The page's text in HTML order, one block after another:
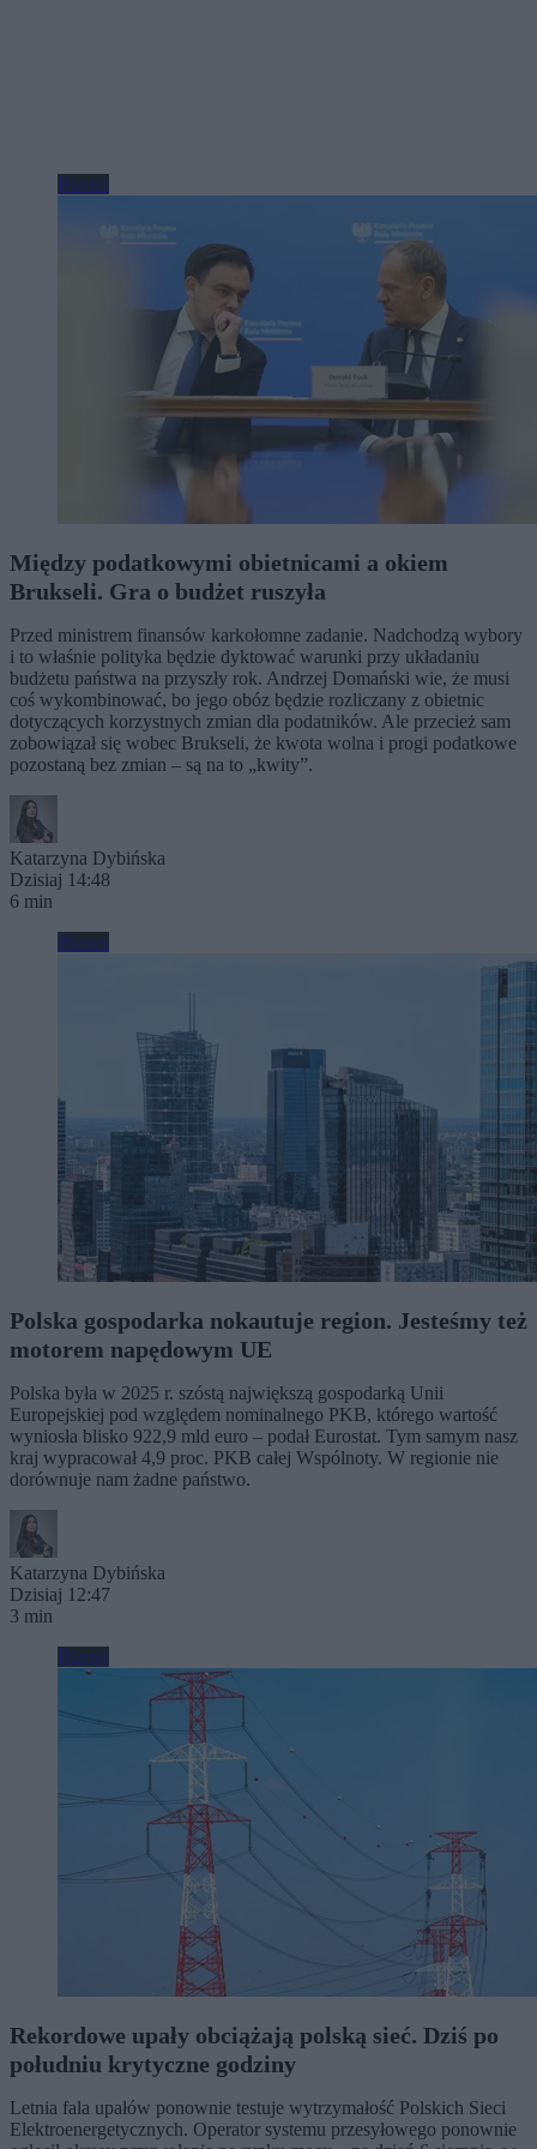
Biznes
Między podatkowymi obietnicami a okiem
Brukseli. Gra o budżet ruszyła
Przed ministrem finansów karkołomne zadanie. Nadchodzą wybory
i to właśnie polityka będzie dyktować warunki przy układaniu
budżetu państwa na przyszły rok. Andrzej Domański wie, że musi
coś wykombinować, bo jego obóz będzie rozliczany z obietnic
dotyczących korzystnych zmian dla podatników. Ale przecież sam
zobowiązał się wobec Brukseli, że kwota wolna i progi podatkowe
pozostaną bez zmian – są na to „kwity”.
Katarzyna Dybińska
Dzisiaj 14:48
6 min
Biznes
Polska gospodarka nokautuje region. Jesteśmy też
motorem napędowym UE
Polska była w 2025 r. szóstą największą gospodarką Unii
Europejskiej pod względem nominalnego PKB, którego wartość
wyniosła blisko 922,9 mld euro – podał Eurostat. Tym samym nasz
kraj wypracował 4,9 proc. PKB całej Wspólnoty. W regionie nie
dorównuje nam żadne państwo.
Katarzyna Dybińska
Dzisiaj 12:47
3 min
Biznes
Rekordowe upały obciążają polską sieć. Dziś po
południu krytyczne godziny
Letnia fala upałów ponownie testuje wytrzymałość Polskich Sieci
Elektroenergetycznych. Operator systemu przesyłowego ponownie